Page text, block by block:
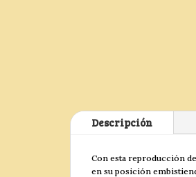
Descripción
Con esta reproducción
en su posición